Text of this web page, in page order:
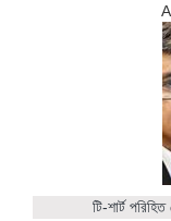
টি-শার্ট